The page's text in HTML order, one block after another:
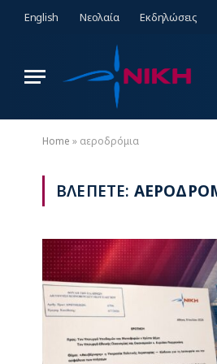
English Νεολαία Εκδηλώσεις
Home » αεροδρόμια
ΒΛΕΠΕΤΕ: